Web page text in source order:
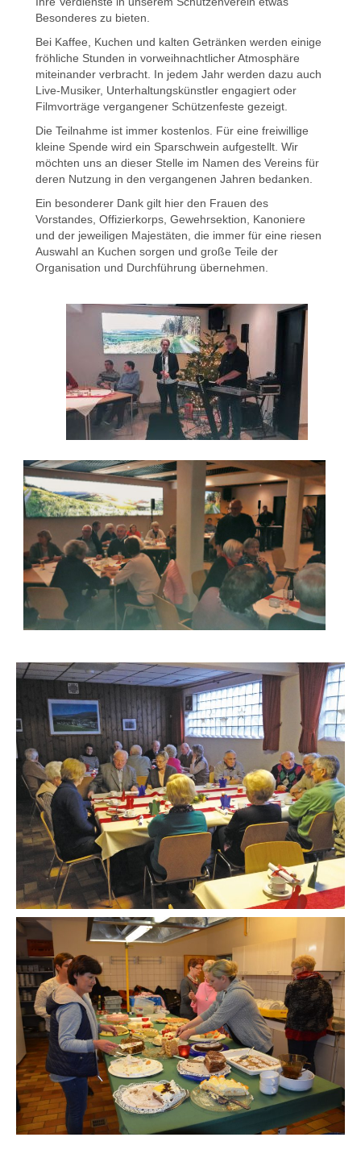
Besonderes zu bieten.
Bei Kaffee, Kuchen und kalten Getränken werden einige
fröhliche Stunden in vorweihnachtlicher Atmosphäre
miteinander verbracht. In jedem Jahr werden dazu auch
Live-Musiker, Unterhaltungskünstler engagiert oder
Filmvorträge vergangener Schützenfeste gezeigt.
Die Teilnahme ist immer kostenlos. Für eine freiwillige
kleine Spende wird ein Sparschwein aufgestellt. Wir
möchten uns an dieser Stelle im Namen des Vereins für
deren Nutzung in den vergangenen Jahren bedanken.
Ein besonderer Dank gilt hier den Frauen des
Vorstandes, Offizierkorps, Gewehrsektion, Kanoniere
und der jeweiligen Majestäten, die immer für eine riesen
Auswahl an Kuchen sorgen und große Teile der
Organisation und Durchführung übernehmen.